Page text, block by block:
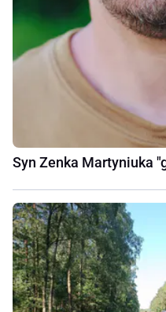
Syn Zenka Martyniuka